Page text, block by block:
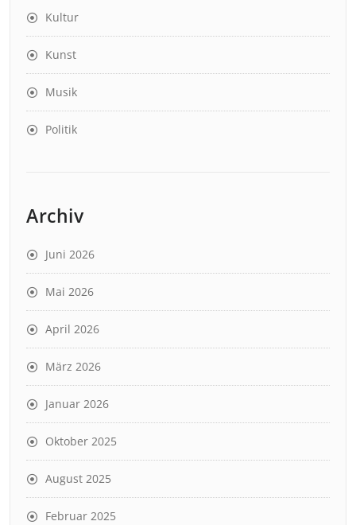
Kultur
Kunst
Musik
Politik
Archiv
Juni 2026
Mai 2026
April 2026
März 2026
Januar 2026
Oktober 2025
August 2025
Februar 2025